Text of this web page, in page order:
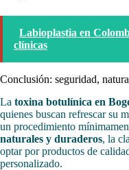
Labioplastia en
clínicas
Conclusión: seguridad,
La toxina botulínica en
quienes buscan refrescar su
un procedimiento
naturales y duraderos, la
optar por productos de
personalizado.